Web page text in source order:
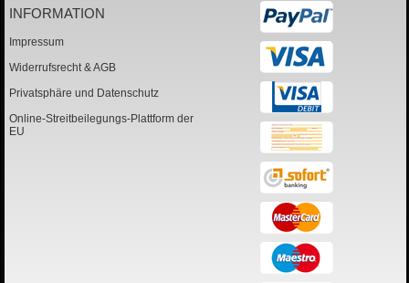
INFORMATION
Impressum
Widerrufsrecht & AGB
Privatsphäre und Datenschutz
Online-Streitbeilegungs-Plattform der
EU